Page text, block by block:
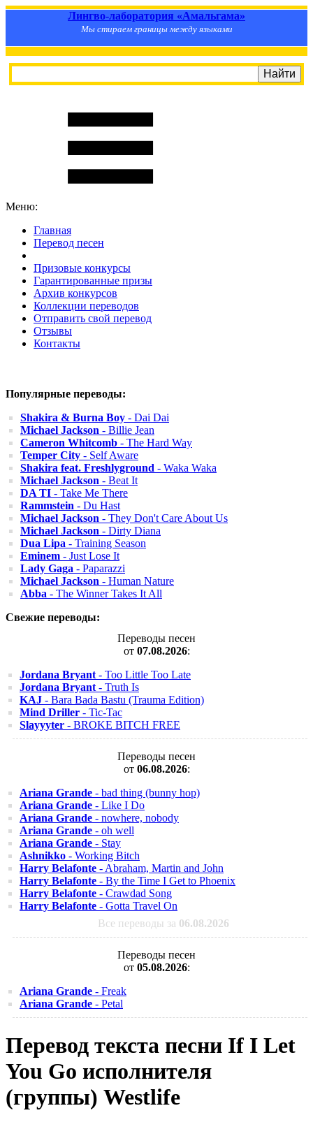
Лингво-лаборатория «Амальгама»
Мы стираем границы между языками
Меню:
Главная
Перевод песен
Призовые конкурсы
Гарантированные призы
Архив конкурсов
Коллекции переводов
Отправить свой перевод
Отзывы
Контакты
Популярные переводы:
Shakira & Burna Boy - Dai Dai
Michael Jackson - Billie Jean
Cameron Whitcomb - The Hard Way
Temper City - Self Aware
Shakira feat. Freshlyground - Waka Waka
Michael Jackson - Beat It
DA TI - Take Me There
Rammstein - Du Hast
Michael Jackson - They Don't Care About Us
Michael Jackson - Dirty Diana
Dua Lipa - Training Season
Eminem - Just Lose It
Lady Gaga - Paparazzi
Michael Jackson - Human Nature
Abba - The Winner Takes It All
Свежие переводы:
Переводы песен
от 07.08.2026:
Jordana Bryant - Too Little Too Late
Jordana Bryant - Truth Is
KAJ - Bara Bada Bastu (Trauma Edition)
Mind Driller - Tic-Tac
Slayyyter - BROKE BITCH FREE
Переводы песен
от 06.08.2026:
Ariana Grande - bad thing (bunny hop)
Ariana Grande - Like I Do
Ariana Grande - nowhere, nobody
Ariana Grande - oh well
Ariana Grande - Stay
Ashnikko - Working Bitch
Harry Belafonte - Abraham, Martin and John
Harry Belafonte - By the Time I Get to Phoenix
Harry Belafonte - Crawdad Song
Harry Belafonte - Gotta Travel On
Все переводы за 06.08.2026
Переводы песен
от 05.08.2026:
Ariana Grande - Freak
Ariana Grande - Petal
Перевод текста песни If I Let
You Go исполнителя
(группы) Westlife